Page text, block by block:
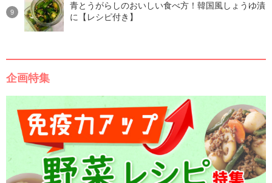
青とうがらしのおいしい食べ方！韓国風しょうゆ漬
に【レシピ付き】
企画特集